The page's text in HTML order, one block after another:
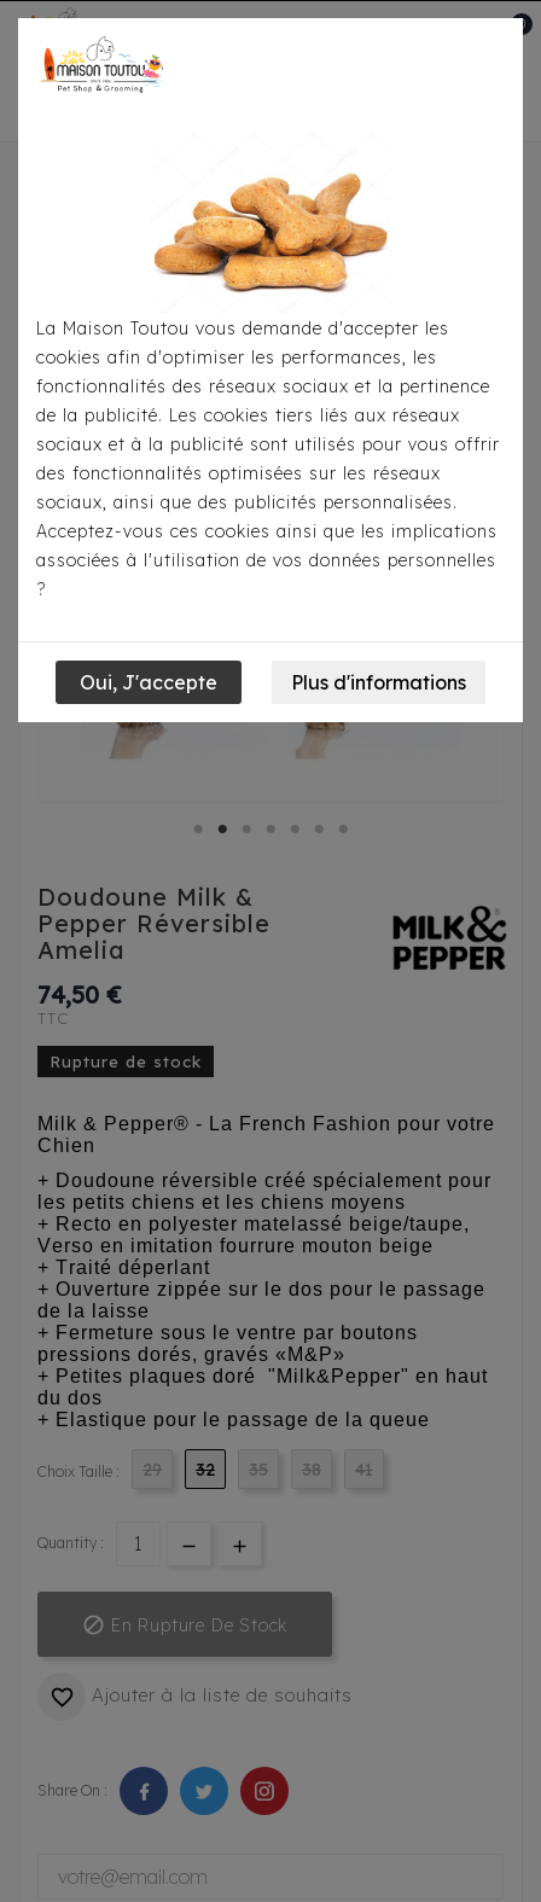
0
Accueil
Pour
Manteaux
Doudoune Milk & Pepper
Réversible Amelia
Doudoune Milk &
Pepper Réversible
Amelia
74,50 €
TTC
Rupture de stock
Milk & Pepper® - La French Fashion pour votre
Chien
+ Doudoune réversible créé spécialement pour
les petits chiens et les chiens moyens
+ Recto en polyester matelassé beige/taupe,
Verso en imitation fourrure mouton beige
+ Traité déperlant
+ Ouverture zippée sur le dos pour le passage
de la laisse
+ Fermeture sous le ventre par boutons
pressions dorés, gravés «M&P»
+ Petites plaques doré "Milk&Pepper" en haut
du dos
+ Elastique pour le passage de la queue
Choix Taille : 29 32 35 38 41
Quantity :
 En Rupture De Stock
 Ajouter à la liste de souhaits
Share On :
La Maison Toutou vous demande d'accepter les
cookies afin d'optimiser les performances, les
fonctionnalités des réseaux sociaux et la pertinence
de la publicité. Les cookies tiers liés aux réseaux
sociaux et à la publicité sont utilisés pour vous offrir
des fonctionnalités optimisées sur les réseaux
sociaux, ainsi que des publicités personnalisées.
Acceptez-vous ces cookies ainsi que les implications
associées à l'utilisation de vos données personnelles
?